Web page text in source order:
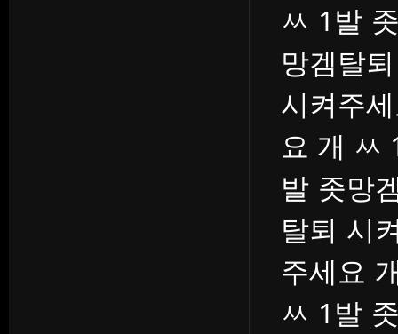
ㅆ 1발
망겜탈
시켜주
요 개 ㅆ
발 좃망
탈퇴 시
주세요
ㅆ 1발